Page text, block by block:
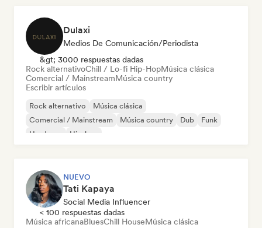
Dulaxi
Medios De Comunicación/Periodista
&gt; 3000 respuestas dadas
Rock alternativoChill / Lo-fi Hip-HopMúsica clásica
Comercial / MainstreamMúsica country
Escribir artículos
Rock alternativo
Música clásica
Comercial / Mainstream
Música country Dub
Funk
Hardcore
Hip-hop
NUEVO
Tati Kapaya
Social Media Influencer
< 100 respuestas dadas
Música africanaBluesChill HouseMúsica clásica